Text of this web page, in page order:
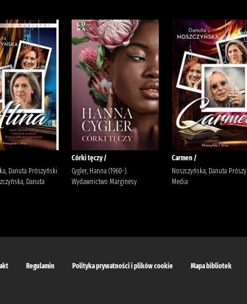
Danuta Prószyński
Danuta
Córki tęczy /
Cygler, Hanna (1960-).
Wydawnictwo Marginesy
Carmen /
Noszczyńska, Danuta
Media
Regulamin Polityka prywatności i plików cookie Mapa bibliotek